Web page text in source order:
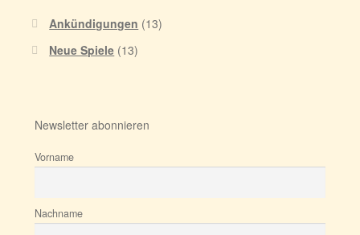
Ankündigungen (13)
Neue Spiele (13)
Newsletter abonnieren
Vorname
Nachname